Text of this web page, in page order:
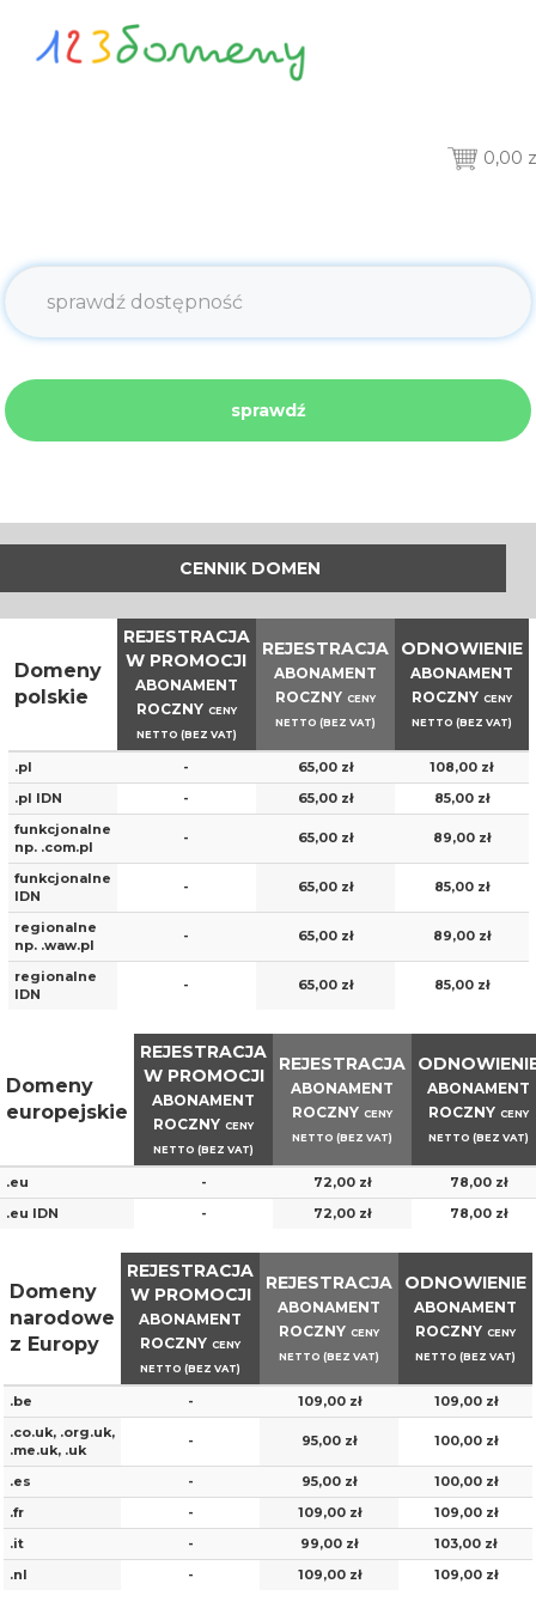
0,00
sprawdź
CENNIK DOMEN
Domeny
polskie
REJESTRACJA
W PROMOCJI
ABONAMENT
ROCZNY CENY
NETTO (BEZ VAT)
REJESTRACJA
ABONAMENT
ROCZNY CENY
NETTO (BEZ VAT)
ODNOWIENIE
ABONAMENT
ROCZNY CENY
NETTO (BEZ VAT)
.pl - 65,00 zł
108,00 zł
.pl IDN
- 65,00 zł
85,00 zł
funkcjonalne
np. .com.pl
- 65,00 zł 89,00 zł
funkcjonalne
IDN
- 65,00 zł 85,00 zł
regionalne
np. .waw.pl
- 65,00 zł 89,00 zł
regionalne
IDN
- 65,00 zł 85,00 zł
Domeny
europejskie
REJESTRACJA
W PROMOCJI
ABONAMENT
ROCZNY CENY
NETTO (BEZ VAT)
REJESTRACJA
ABONAMENT
ROCZNY CENY
NETTO (BEZ VAT)
ABONAMENT
ROCZNY CENY
NETTO (BEZ VAT)
.eu - 72,00 zł
78,00 zł
.eu IDN
- 72,00 zł 78,00 zł
Domeny
narodowe
z Europy
REJESTRACJA
W PROMOCJI
ABONAMENT
ROCZNY CENY
NETTO (BEZ VAT)
REJESTRACJA
ABONAMENT
ROCZNY CENY
NETTO (BEZ VAT)
ODNOWIENIE
ABONAMENT
ROCZNY CENY
NETTO (BEZ VAT)
.be - 109,00 zł
109,00 zł
.co.uk, .org.uk,
.me.uk, .uk
- 95,00 zł 100,00 zł
.es - 95,00 zł
100,00 zł
.fr
- 109,00 zł
109,00 zł
.it
- 99,00 zł
103,00 zł
.nl
- 109,00 zł 109,00 zł